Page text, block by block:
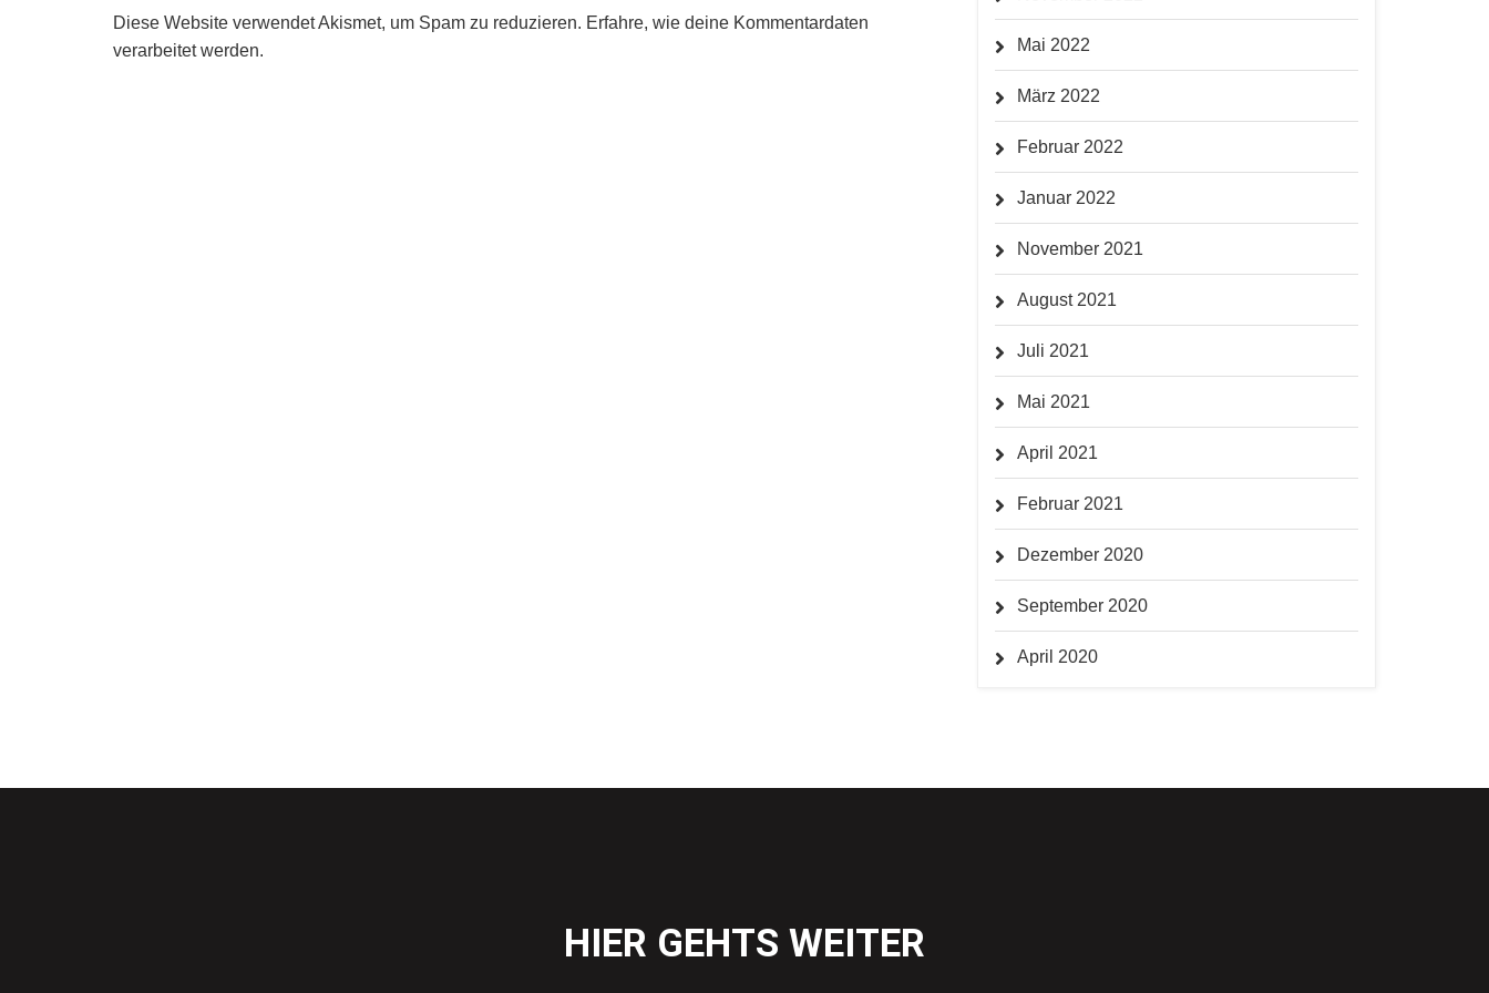
Diese Website verwendet Akismet, um Spam zu reduzieren. Erfahre, wie deine Kommentardaten
verarbeitet werden.
Mai 2022
März 2022
Februar 2022
Januar 2022
November 2021
August 2021
Juli 2021
Mai 2021
April 2021
Februar 2021
Dezember 2020
September 2020
April 2020
HIER GEHTS WEITER